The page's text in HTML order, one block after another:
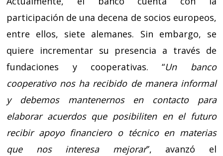
participación de una decena de socios europeos,
entre ellos, siete alemanes. Sin embargo, se
quiere incrementar su presencia a través de
fundaciones y cooperativas. “Un banco
cooperativo nos ha recibido de manera informal
y debemos mantenernos en contacto para
elaborar acuerdos que posibiliten en el futuro
recibir apoyo financiero o técnico en materias
que nos interesa mejorar”, avanzó el